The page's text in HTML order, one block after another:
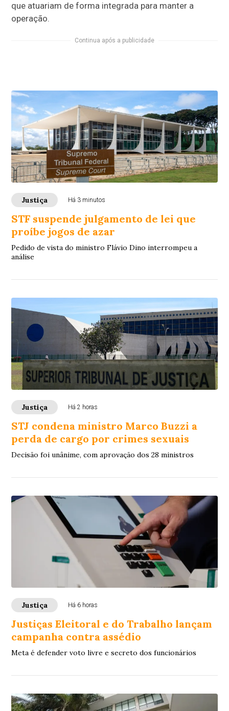
que atuariam de forma integrada para manter a
operação.
Continua após a publicidade
Justiça Há 3 minutos
STF suspende julgamento de lei que
proíbe jogos de azar
Pedido de vista do ministro Flávio Dino interrompeu a
análise
Justiça Há 2 horas
STJ condena ministro Marco Buzzi a
perda de cargo por crimes sexuais
Decisão foi unânime, com aprovação dos 28 ministros
Justiça Há 6 horas
Justiças Eleitoral e do Trabalho lançam
campanha contra assédio
Meta é defender voto livre e secreto dos funcionários